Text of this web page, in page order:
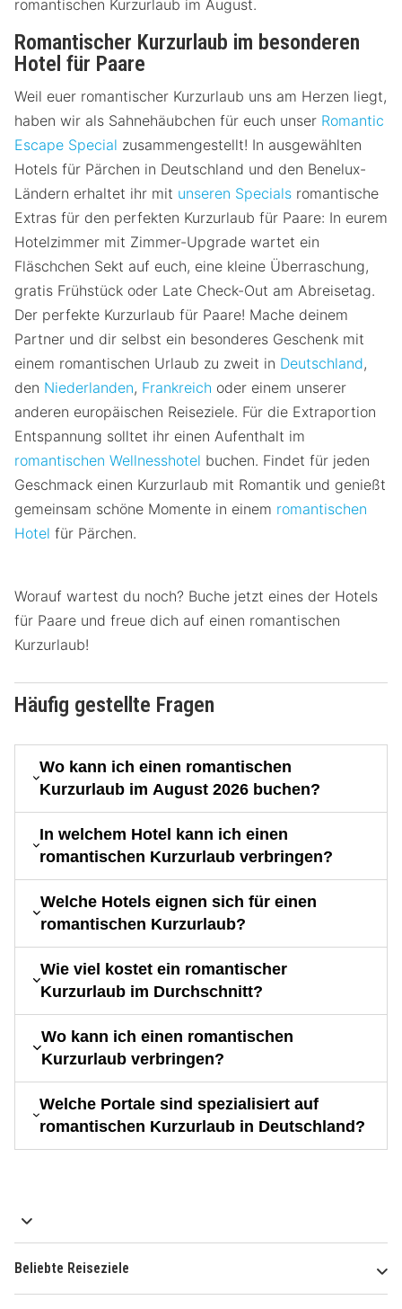
romantischen Kurzurlaub im August.
Romantischer Kurzurlaub im besonderen
Hotel für Paare
Weil euer romantischer Kurzurlaub uns am Herzen liegt,
haben wir als Sahnehäubchen für euch unser Romantic
Escape Special zusammengestellt! In ausgewählten
Hotels für Pärchen in Deutschland und den Benelux-
Ländern erhaltet ihr mit unseren Specials romantische
Extras für den perfekten Kurzurlaub für Paare: In eurem
Hotelzimmer mit Zimmer-Upgrade wartet ein
Fläschchen Sekt auf euch, eine kleine Überraschung,
gratis Frühstück oder Late Check-Out am Abreisetag.
Der perfekte Kurzurlaub für Paare! Mache deinem
Partner und dir selbst ein besonderes Geschenk mit
einem romantischen Urlaub zu zweit in Deutschland,
den Niederlanden, Frankreich oder einem unserer
anderen europäischen Reiseziele. Für die Extraportion
Entspannung solltet ihr einen Aufenthalt im
romantischen Wellnesshotel buchen. Findet für jeden
Geschmack einen Kurzurlaub mit Romantik und genießt
gemeinsam schöne Momente in einem romantischen
Hotel für Pärchen.
Worauf wartest du noch? Buche jetzt eines der Hotels
für Paare und freue dich auf einen romantischen
Kurzurlaub!
Häufig gestellte Fragen
Wo kann ich einen romantischen
Kurzurlaub im August 2026 buchen?
In welchem Hotel kann ich einen
romantischen Kurzurlaub verbringen?
Welche Hotels eignen sich für einen
romantischen Kurzurlaub?
Wie viel kostet ein romantischer
Kurzurlaub im Durchschnitt?
Wo kann ich einen romantischen
Kurzurlaub verbringen?
Welche Portale sind spezialisiert auf
romantischen Kurzurlaub in Deutschland?
Beliebte Reiseziele